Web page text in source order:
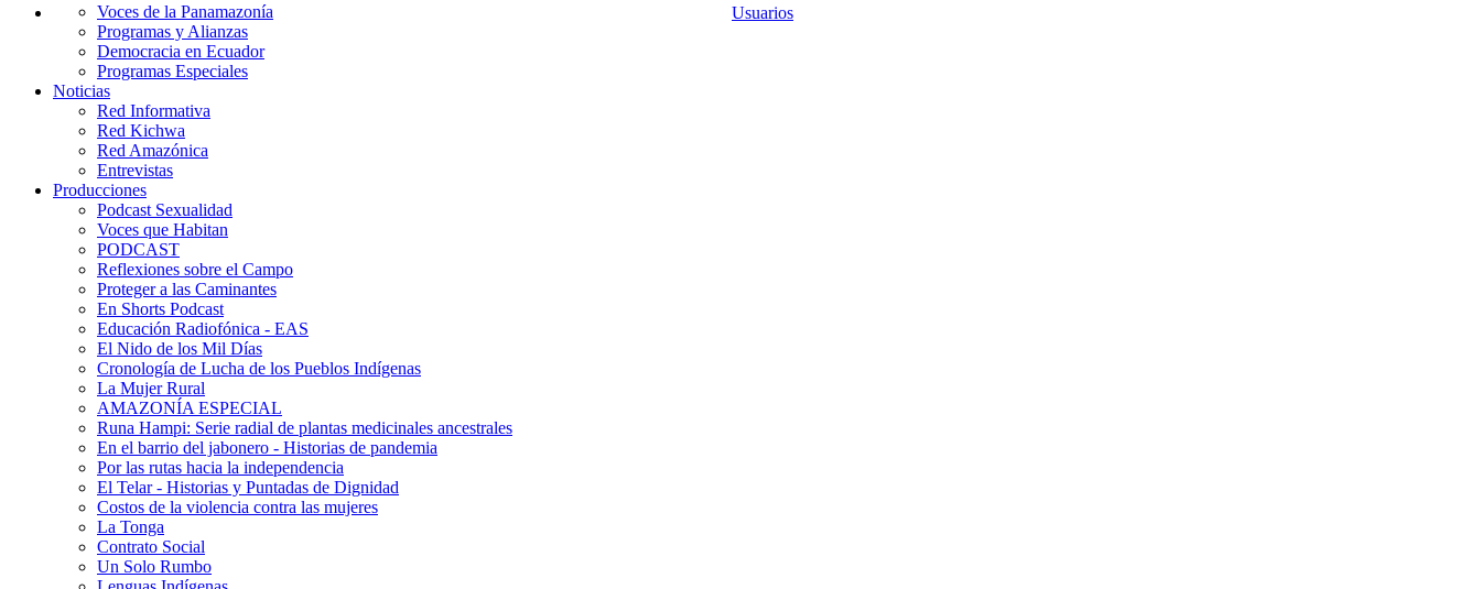
Usuarios
Voces de la Panamazonía
Programas y Alianzas
Democracia en Ecuador
Programas Especiales
Noticias
Red Informativa
Red Kichwa
Red Amazónica
Entrevistas
Producciones
Podcast Sexualidad
Voces que Habitan
PODCAST
Reflexiones sobre el Campo
Proteger a las Caminantes
En Shorts Podcast
Educación Radiofónica - EAS
El Nido de los Mil Días
Cronología de Lucha de los Pueblos Indígenas
La Mujer Rural
AMAZONÍA ESPECIAL
Runa Hampi: Serie radial de plantas medicinales ancestrales
En el barrio del jabonero - Historias de pandemia
Por las rutas hacia la independencia
El Telar - Historias y Puntadas de Dignidad
Costos de la violencia contra las mujeres
La Tonga
Contrato Social
Un Solo Rumbo